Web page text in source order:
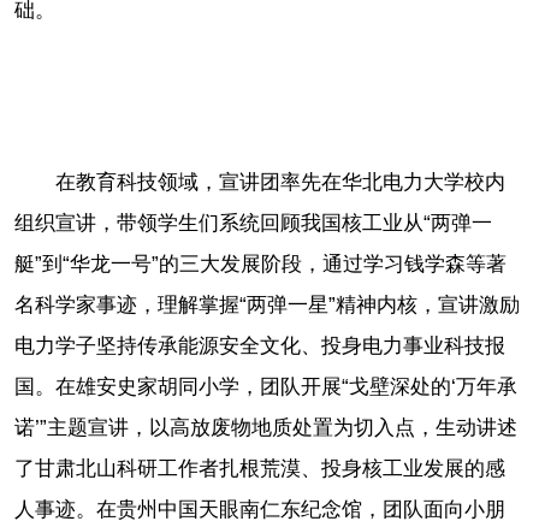
础。
在教育科技领域，宣讲团率先在华北电力大学校内
组织宣讲，带领学生们系统回顾我国核工业从“两弹一
艇”到“华龙一号”的三大发展阶段，通过学习钱学森等著
名科学家事迹，理解掌握“两弹一星”精神内核，宣讲激励
电力学子坚持传承能源安全文化、投身电力事业科技报
国。在雄安史家胡同小学，团队开展“戈壁深处的‘万年承
诺’”主题宣讲，以高放废物地质处置为切入点，生动讲述
了甘肃北山科研工作者扎根荒漠、投身核工业发展的感
人事迹。在贵州中国天眼南仁东纪念馆，团队面向小朋